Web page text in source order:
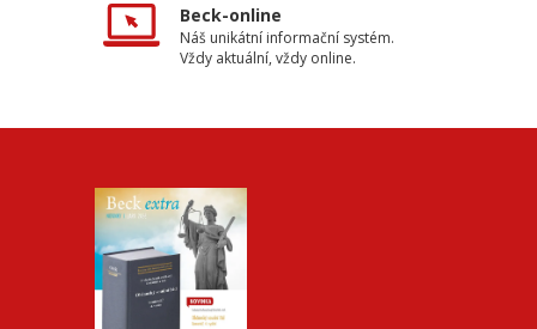
Beck-online
Náš unikátní informační systém.
Vždy aktuální, vždy online.